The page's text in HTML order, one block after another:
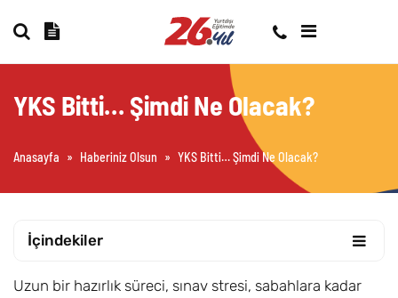
YKS Bitti… Şimdi Ne Olacak?
Anasayfa » Haberiniz Olsun » YKS Bitti… Şimdi Ne Olacak?
İçindekiler
Uzun bir hazırlık süreci, sınav stresi, sabahlara kadar